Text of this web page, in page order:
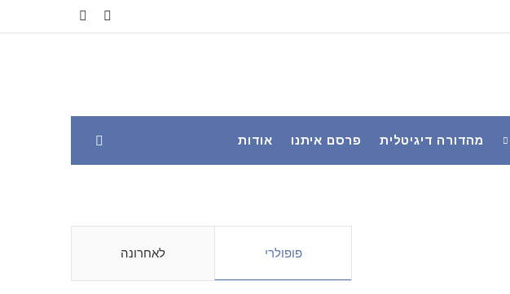
Facebook
מהדורה דיגיטלית פרסם איתנו אודות
פופולרי לאחרונה